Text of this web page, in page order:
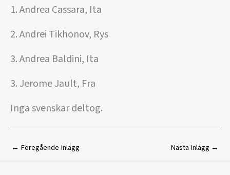
1. Andrea Cassara, Ita
2. Andrei Tikhonov, Rys
3. Andrea Baldini, Ita
3. Jerome Jault, Fra
Inga svenskar deltog.
← Föregående Inlägg Nästa Inlägg →